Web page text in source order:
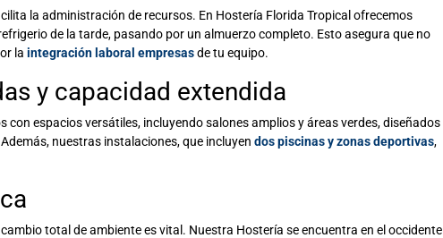
la administración de recursos. En Hostería Florida Tropical ofrecemos
de la tarde, pasando por un almuerzo completo. Esto asegura que no
la integración laboral empresasde tu equipo.
y capacidad extendida
con espacios versátiles, incluyendo salones amplios y áreas verdes, diseñados
nuestras instalaciones, que incluyen dos piscinas y zonas deportivas,
total de ambiente es vital. Nuestra Hostería se encuentra en el occidente